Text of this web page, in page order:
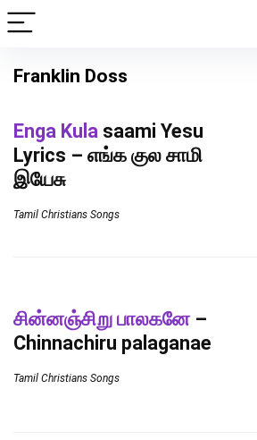
Franklin Doss
Enga Kula saami Yesu
Lyrics – எங்க குல சாமி
இயேசு
Tamil Christians Songs
சின்னஞ்சிறு பாலகனே–
Chinnachiru palaganae
Tamil Christians Songs